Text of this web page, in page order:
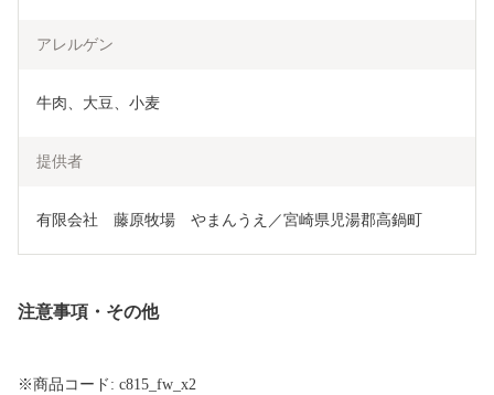
アレルゲン
牛肉、大豆、小麦
提供者
有限会社　藤原牧場　やまんうえ／宮崎県児湯郡高鍋町
注意事項・その他
※商品コード: c815_fw_x2